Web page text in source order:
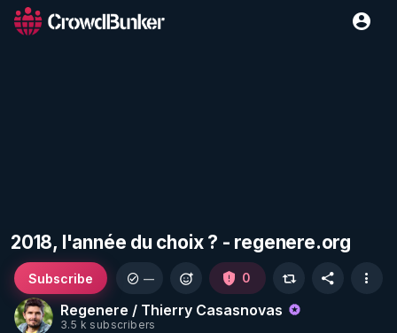
2018, l'année du choix ? - regenere.org
Regenere / Thierry Casasnovas
3.5 k subscribers
Subscribe — 0